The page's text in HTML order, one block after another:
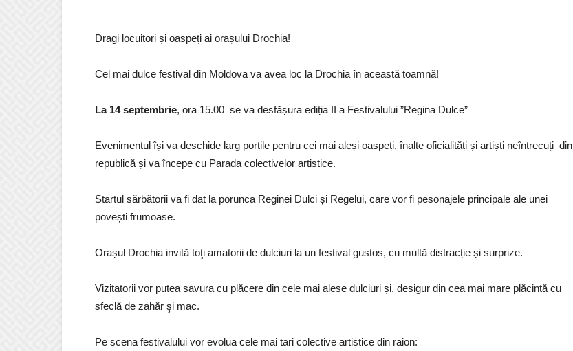
Dragi locuitori și oaspeți ai orașului Drochia!
Cel mai dulce festival din Moldova va avea loc la Drochia în această toamnă!
La 14 septembrie, ora 15.00 se va desfășura ediția II a Festivalului ”Regina Dulce”
Evenimentul își va deschide larg porțile pentru cei mai aleși oaspeți, înalte oficialități și artiști neîntrecuți din
republică și va începe cu Parada colectivelor artistice.
Startul sărbătorii va fi dat la porunca Reginei Dulci și Regelui, care vor fi pesonajele principale ale unei
povești frumoase.
Orașul Drochia invită toţi amatorii de dulciuri la un festival gustos, cu multă distracție și surprize.
Vizitatorii vor putea savura cu plăcere din cele mai alese dulciuri și, desigur din cea mai mare plăcintă cu
sfeclă de zahăr şi mac.
Pe scena festivalului vor evolua cele mai tari colective artistice din raion: